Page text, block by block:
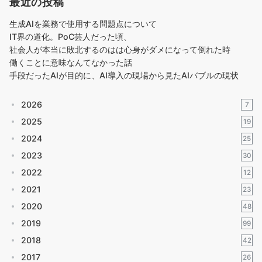
生成AIを業務で使用する問題点について
IT界の道化。PoC芸人だった頃、
社会人が本当に敗北するのはは心身がダメになって倒れた時
働くことに意味なんてなかった話
手段だったAIが目的に、AI導入の現場から見たAIバブルの現状
2026 7
2025 19
2024 25
2023 30
2022 12
2021 23
2020 48
2019 99
2018 42
2017 26